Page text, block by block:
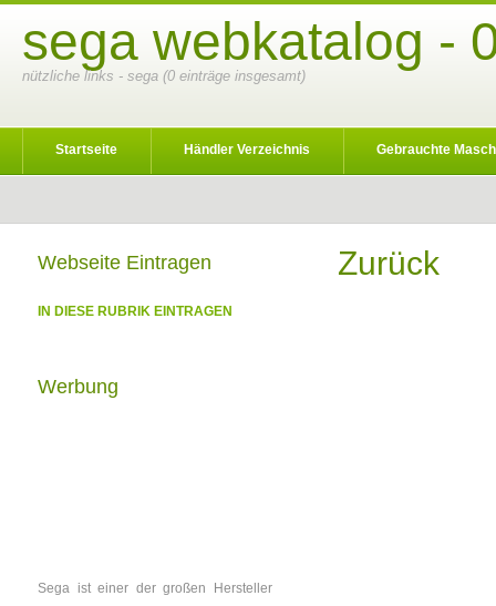
sega webkatalog -
nützliche links - sega (0 einträge insgesamt)
Startseite Händler Verzeichnis Gebrauchte
Zurück
Webseite Eintragen
IN DIESE RUBRIK EINTRAGEN
Werbung
Sega ist einer der großen Hersteller